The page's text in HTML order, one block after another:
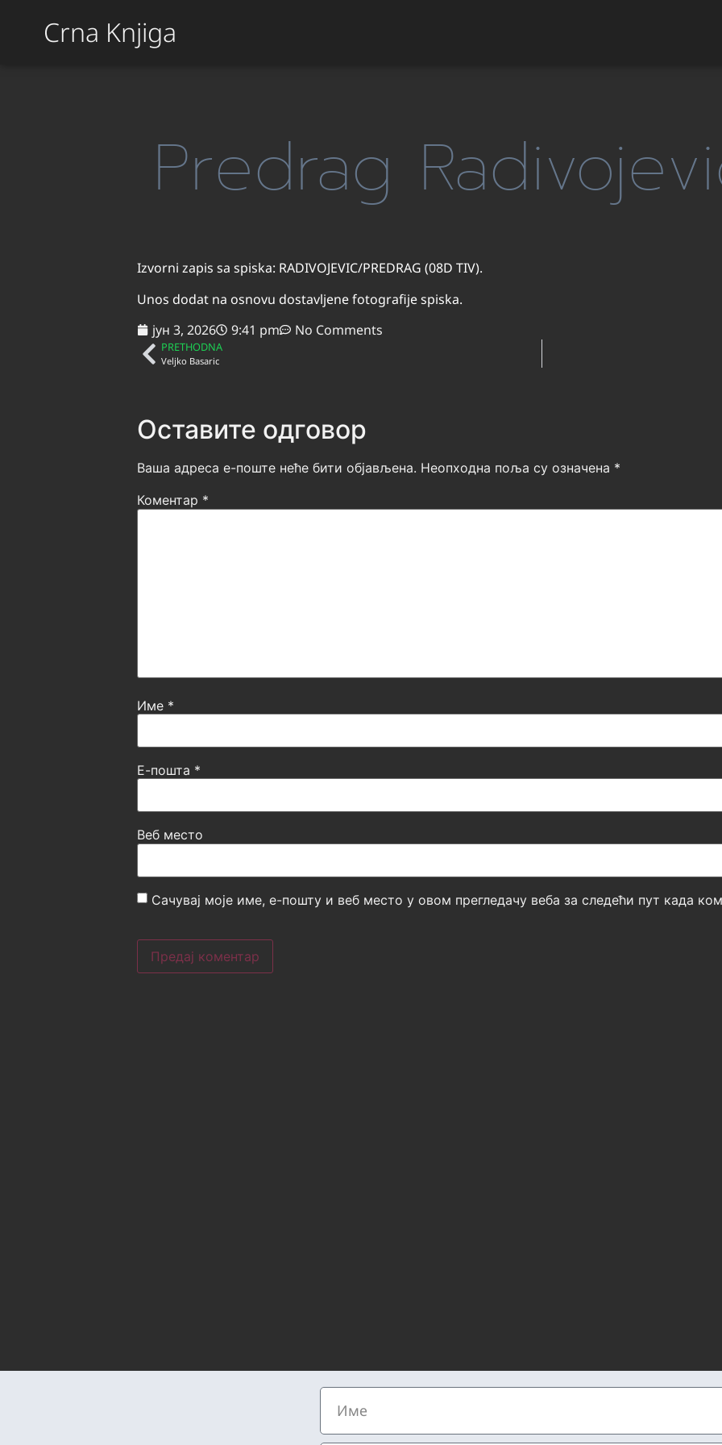
Crna Knjiga
Predrag
Izvorni zapis sa spiska: RADIVOJEVIC/PREDRAG (08D TIV).
Unos dodat na osnovu dostavljene fotografije spiska.
јун 3, 2026
9:41 pm No Comments
PRETHODNA
Veljko Basaric
Оставите одговор
Ваша адреса е-поште неће бити објављена. Неопходна поља су означена *
Коментар *
Име *
Е-пошта *
Веб место
Сачувај моје име, е-пошту и веб место у овом прегледачу веба за следећи пут када